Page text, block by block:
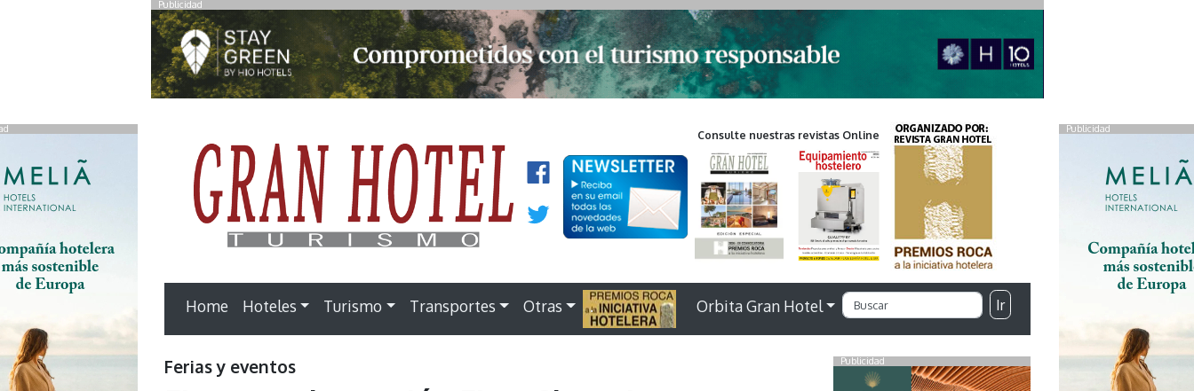
Publicidad
Publicidad
Consulte nuestras revistas Online
Home Hoteles Turismo Transportes Otras . Orbita Gran Hotel Ir
Ferias y eventos Publicidad